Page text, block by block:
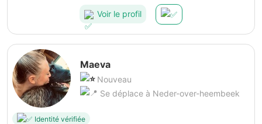
Voir le profil
Maeva
Nouveau
Se déplace à Neder-over-heembeek
Identité vérifiée